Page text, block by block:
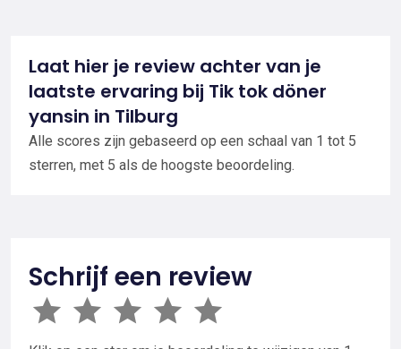
Laat hier je review achter van je
laatste ervaring bij Tik tok döner
yansin in Tilburg
Alle scores zijn gebaseerd op een schaal van 1 tot 5
sterren, met 5 als de hoogste beoordeling.
Schrijf een review